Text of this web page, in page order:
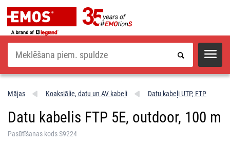
Meklēšana
Mājas Koaksiālie, datu un AV kabeļi Datu kabeļi UTP, FTP
Datu kabelis FTP 5E, outdoor, 100 m
Pasūtīšanas kods S9224